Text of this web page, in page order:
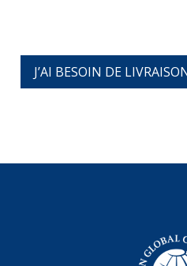
J’AI BESOIN DE